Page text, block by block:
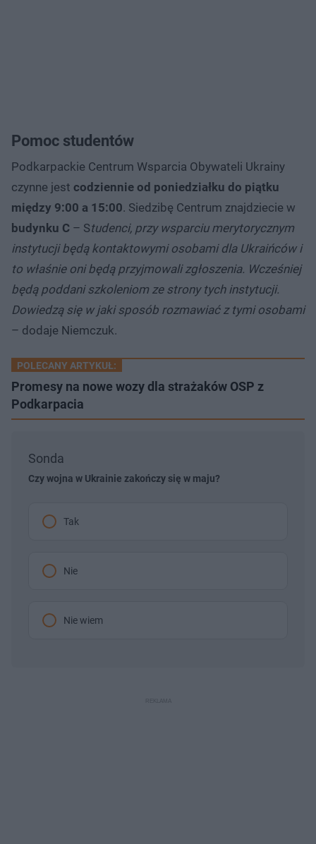
Pomoc studentów
Podkarpackie Centrum Wsparcia Obywateli Ukrainy
czynne jest codziennie od poniedziałku do piątku
między 9:00 a 15:00. Siedzibę Centrum znajdziecie w
budynku C – Studenci, przy wsparciu merytorycznym
instytucji będą kontaktowymi osobami dla Ukraińców i
to właśnie oni będą przyjmowali zgłoszenia. Wcześniej
będą poddani szkoleniom ze strony tych instytucji.
Dowiedzą się w jaki sposób rozmawiać z tymi osobami
– dodaje Niemczuk.
POLECANY ARTYKUŁ:
Promesy na nowe wozy dla strażaków OSP z
Podkarpacia
Sonda
Czy wojna w Ukrainie zakończy się w maju?
Tak
Nie
Nie wiem